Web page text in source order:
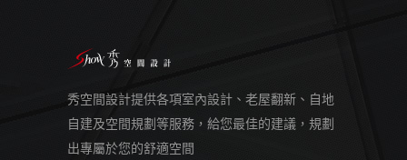
秀空間設計提供各項室內設計、老屋翻新、自地
自建及空間規劃等服務，給您最佳的建議，規劃
出專屬於您的舒適空間